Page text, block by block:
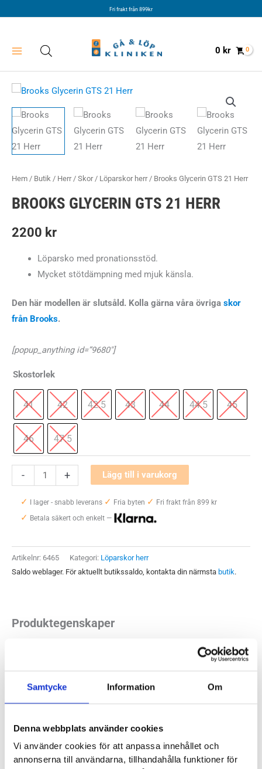
Samtycke Information Om
Denna webbplats använder cookies
Vi använder cookies för att anpassa innehållet och
annonserna till användarna, tillhandahålla funktioner för
Fri frakt från 899kr
0 kr
Hem / Butik / Herr/ Skor/ Löparskor herr/ Brooks Glycerin GTS 21 Herr
BROOKS GLYCERIN GTS 21 HERR
2200 kr
Löparsko med pronationsstöd.
Mycket stötdämpning med mjuk känsla.
Den här modellen är slutsåld. Kolla gärna våra övriga skor
från Brooks.
[popup_anything id=”9680″]
Skostorlek
41 42 42.5 43 44 44.5 45
46 47.5
-
Glycerin
GTS
+ Lägg till i varukorg
✓ I lager - snabb leverans ✓ Fria byten ✓ Fri frakt från 899 kr
✓ Betala säkert och enkelt —
Artikelnr: 6465 Kategori: Löparskor herr
Saldo weblager. För aktuellt butikssaldo, kontakta din närmsta butik.
Produktegenskaper
Brooks Glycerin GTS 21 passar dig som vill ha mycket
studsig respons i löpsteget. Med ett pronationsstöd så
lämpar den här modellen sig för dig med mer behov av
Läst:Normal